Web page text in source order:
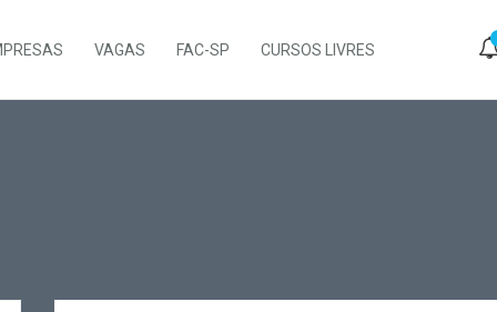
VAGAS FAC-SP CURSOS LIVRES